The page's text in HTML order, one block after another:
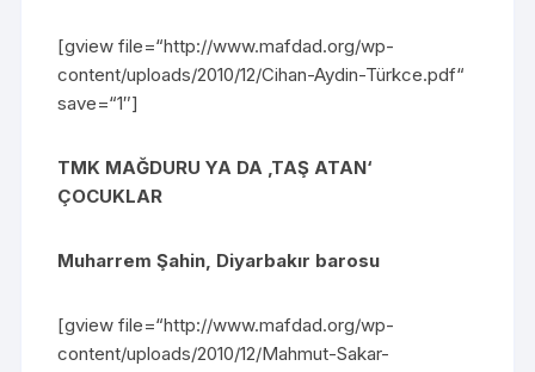
[gview file=“http://www.mafdad.org/wp-
content/uploads/2010/12/Cihan-Aydin-Türkce.pdf“
save=“1″]
TMK MAĞDURU YA DA ‚TAŞ ATAN‘
ÇOCUKLAR
Muharrem Şahin, Diyarbakır barosu
[gview file=“http://www.mafdad.org/wp-
content/uploads/2010/12/Mahmut-Sakar-